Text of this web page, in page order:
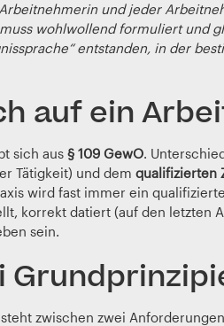
und jeder
wohlwollend formuliert und
entstanden, in der
auf ein
sich aus § 109 GewO.
Tätigkeit) und dem qualifizierten
wird fast immer ein
korrekt datiert (auf den letzten
sein.
zwischen zwei